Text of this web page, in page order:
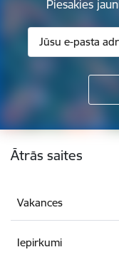
Piesakies
Kājene
Ātrās saites
Vakances
Iepirkumi